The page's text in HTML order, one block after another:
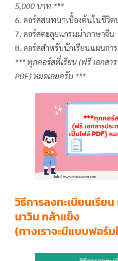
5,000 บาท ***
6. คอร์สสนทนาเบื้องต้นในชีวิต
7. คอร์สตะลุยแกรมม่าภาษาจีน
8. คอร์สสำหรับนักเรียนแผนกา
*** ทุกคอร์สที่เรียน (ฟรี เอกสา
PDF) หมดเลยครับ ***
วิธีการลงทะเบียนเรีย
นาวิน กล้าแข็ง
(ทางเราจะมีแบบฟอร์